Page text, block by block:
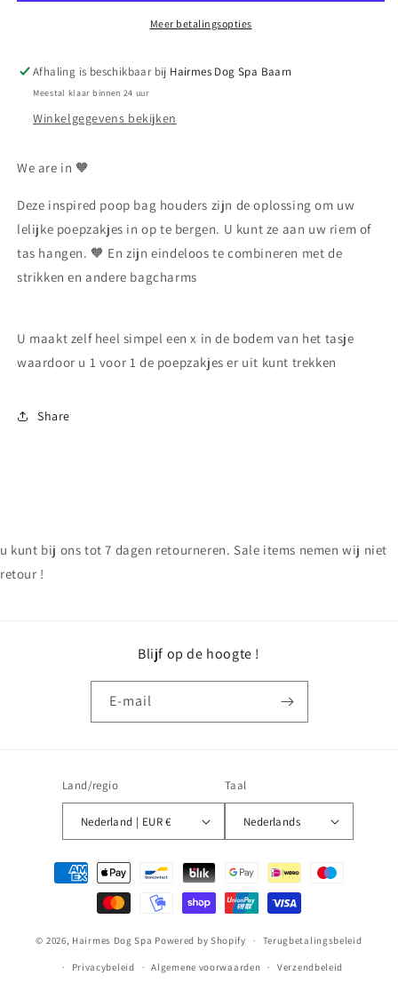
Meer betalingsopties
Afhaling is beschikbaar bij Hairmes Dog Spa Baarn
Meestal klaar binnen 24 uur
Winkelgegevens bekijken
We are in 🧡
Deze inspired poop bag houders zijn de oplossing om uw
lelijke poepzakjes in op te bergen. U kunt ze aan uw riem of
tas hangen. 🧡 En zijn eindeloos te combineren met de
strikken en andere bagcharms
U maakt zelf heel simpel een x in de bodem van het tasje
waardoor u 1 voor 1 de poepzakjes er uit kunt trekken
Share
u kunt bij ons tot 7 dagen retourneren. Sale items nemen wij niet
retour !
Blijf op de hoogte !
E‑mail
Land/regio
Nederland | EUR €
Taal
Nederlands
Betaalmethoden
© 2026, Hairmes Dog Spa Powered by Shopify Terugbetalingsbeleid
Privacybeleid Algemene voorwaarden Verzendbeleid